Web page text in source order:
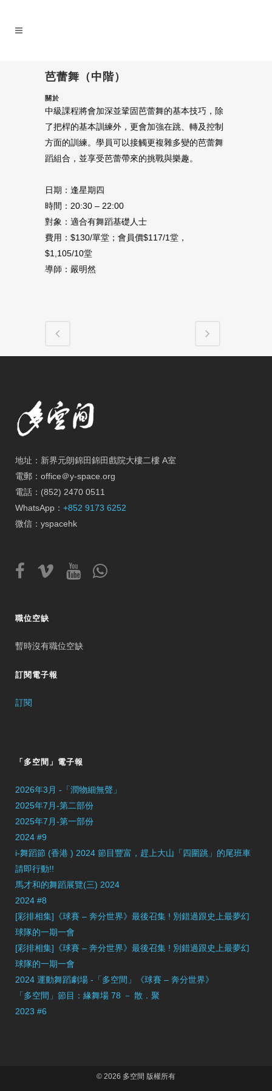
芭蕾舞（中階）
關於
中級課程將會加深並鞏固芭蕾舞的基本技巧，除
了把桿的基本訓練外，更會加強在跳、轉及控制
方面的訓練。學員可以接觸更複雜多變的芭蕾舞
蹈組合，並享受芭蕾帶來的挑戰與樂趣。
日期：逢星期四
時間：20:30 – 22:00
對象：適合有舞蹈基礎人士
費用：$130/單堂；會員價$117/1堂，
$1,105/10堂
導師：嚴明然
地址：新界元朗錦田錦田戲院大樓二樓 A室
電郵：office＠y-space.org
電話：(852) 2470 0511
WhatsApp： +852 9173 6252
微信：yspacehk
職位空缺
暫時沒有職位空缺
訂閱電子報
訂閱
「多空間」電子報
2026年3月 -「潤物細無聲」
2025年7月-第二部份
2025年7月-第一部份
2024 #9
i-舞蹈節 (香港 ) 2024 節目豐富，趕上大山「四圍跳」的尾班車
請即行動!!
馬才和的舞蹈展覽(三) 2024
2024 #8
[彩排相集]《球賽 – 奔分世界》最後召集 ! 別錯過跟史上最夢幻
球隊的一期一會
[彩排相集]《球賽 – 奔分世界》最後召集 ! 別錯過跟史上最夢幻
球隊的一期一會
2024 運動舞蹈劇場 -「多空間」《球賽 – 奔分世界》
「多空間」節目：緣舞場 78 － 散．聚
2023 #6
© 2026 多空間 版權所有